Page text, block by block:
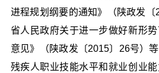
进程规划纲要的通知》（陕政发〔
省人民政府关于进一步做好新形
意见》（陕政发〔2015〕26号）
残疾人职业技能水平和就业创业